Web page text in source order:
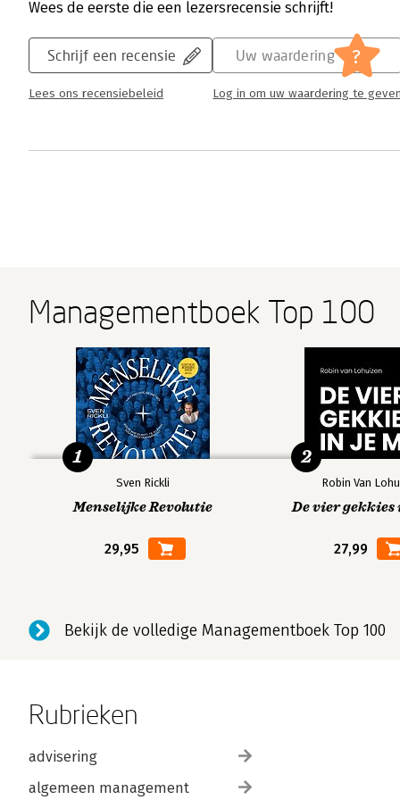
Wees de eerste die een lezersrecensie schrijft!
Schrijf een recensie
Lees ons recensiebeleid
Uw waardering ?
Log in om uw waardering te
Managementboek Top 100
Sven Rickli
Menselijke Revolutie
29,95
1
Robin Van
De vier gekkies
27,99
2
Bekijk de volledige Managementboek Top 100
Rubrieken
advisering
algemeen management